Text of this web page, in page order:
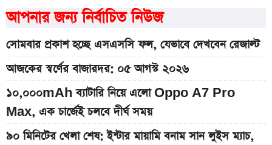
আপনার জন্য নির্বাচিত নিউজ
সোমবার প্রকাশ হচ্ছে এসএসসি ফল, যেভাবে দেখবেন রেজাল্ট
আজকের স্বর্ণের বাজারদর: ০৫ আগস্ট ২০২৬
১০,০০০mAh ব্যাটারি নিয়ে এলো Oppo A7 Pro
Max, এক চার্জেই চলবে দীর্ঘ সময়
৯০ মিনিটের খেলা শেষ: ইন্টার মায়ামি বনাম সান লুইস ম্যাচ,